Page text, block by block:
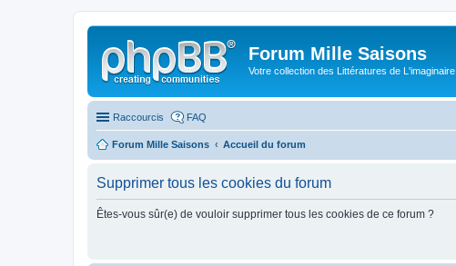
Forum Mille Saisons
Votre collection des Littératures de L'imaginaire
Raccourcis FAQ
Forum Mille Saisons Accueil du forum
Supprimer tous les cookies du forum
Êtes-vous sûr(e) de vouloir supprimer tous les cookies de ce forum ?